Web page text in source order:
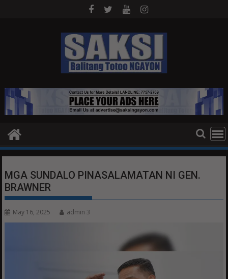
MGA SUNDALO PINASALAMATAN NI GEN.
BRAWNER
May 16, 2025 admin 3